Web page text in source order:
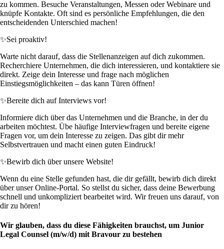
zu kommen. Besuche Veranstaltungen, Messen oder Webinare und
knüpfe Kontakte. Oft sind es persönliche Empfehlungen, die den
entscheidenden Unterschied machen!
✨Sei proaktiv!
Warte nicht darauf, dass die Stellenanzeigen auf dich zukommen.
Recherchiere Unternehmen, die dich interessieren, und kontaktiere sie
direkt. Zeige dein Interesse und frage nach möglichen
Einstiegsmöglichkeiten – das kann Türen öffnen!
✨Bereite dich auf Interviews vor!
Informiere dich über das Unternehmen und die Branche, in der du
arbeiten möchtest. Übe häufige Interviewfragen und bereite eigene
Fragen vor, um dein Interesse zu zeigen. Das gibt dir mehr
Selbstvertrauen und macht einen guten Eindruck!
✨Bewirb dich über unsere Website!
Wenn du eine Stelle gefunden hast, die dir gefällt, bewirb dich direkt
über unser Online-Portal. So stellst du sicher, dass deine Bewerbung
schnell und unkompliziert bearbeitet wird. Wir freuen uns darauf, von
dir zu hören!
Wir glauben, dass du diese Fähigkeiten brauchst, um Junior
Legal Counsel (m/w/d) mit Bravour zu bestehen